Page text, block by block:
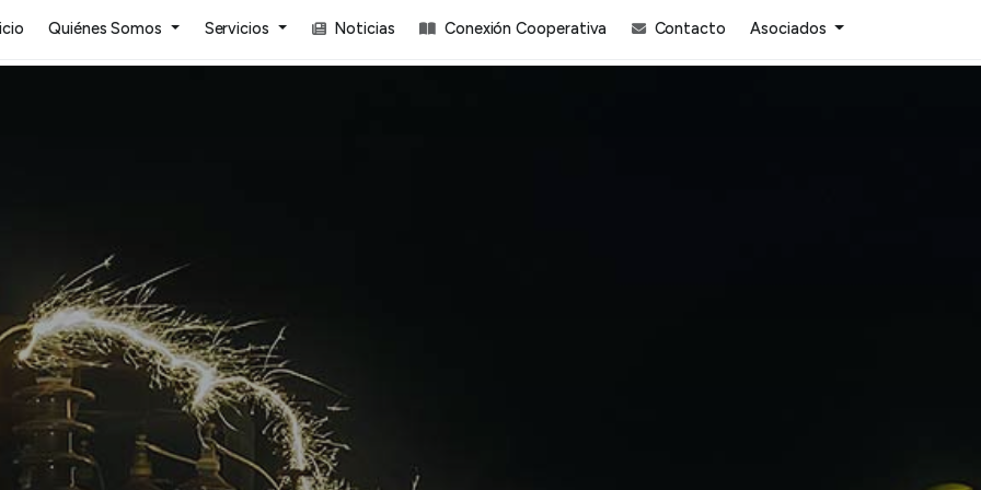
Quiénes Somos Servicios Noticias Conexión Cooperativa Contacto Asociados